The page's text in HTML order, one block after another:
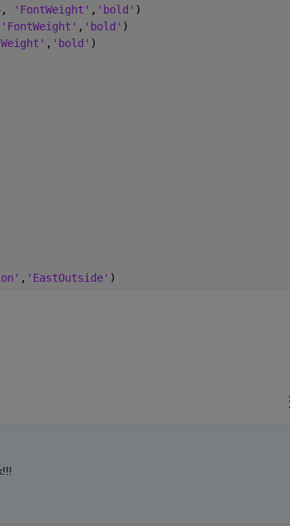
'FontWeight' , 'bold' )
'FontWeight' , 'bold' )
, 'bold' )
, 'EastOutside' )